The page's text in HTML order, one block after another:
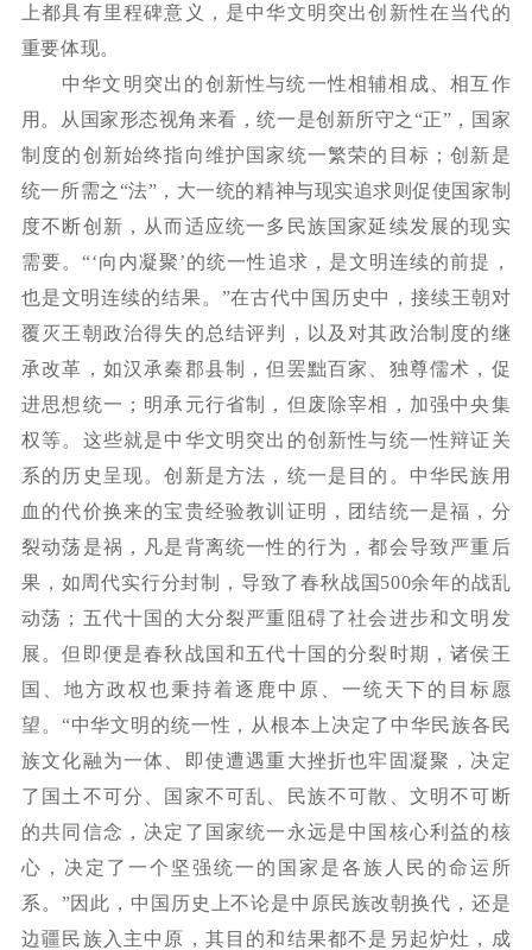
上都具有里程碑意义，是中华文明突出创新性在当代的
重要体现。
中华文明突出的创新性与统一性相辅相成、相互作
用。从国家形态视角来看，统一是创新所守之“正”，国家
制度的创新始终指向维护国家统一繁荣的目标；创新是
统一所需之“法”，大一统的精神与现实追求则促使国家制
度不断创新，从而适应统一多民族国家延续发展的现实
需要。“‘向内凝聚’的统一性追求，是文明连续的前提，
也是文明连续的结果。”在古代中国历史中，接续王朝对
覆灭王朝政治得失的总结评判，以及对其政治制度的继
承改革，如汉承秦郡县制，但罢黜百家、独尊儒术，促
进思想统一；明承元行省制，但废除宰相，加强中央集
权等。这些就是中华文明突出的创新性与统一性辩证关
系的历史呈现。创新是方法，统一是目的。中华民族用
血的代价换来的宝贵经验教训证明，团结统一是福，分
裂动荡是祸，凡是背离统一性的行为，都会导致严重后
果，如周代实行分封制，导致了春秋战国 500余年的战乱
动荡；五代十国的大分裂严重阻碍了社会进步和文明发
展。但即便是春秋战国和五代十国的分裂时期，诸侯王
国、地方政权也秉持着逐鹿中原、一统天下的目标愿
望。 “中华文明的统一性，从根本上决定了中华民族各民
族文化融为一体、即使遭遇重大挫折也牢固凝聚，决定
了国土不可分、国家不可乱、民族不可散、文明不可断
的共同信念，决定了国家统一永远是中国核心利益的核
心，决定了一个坚强统一的国家是各族人民的命运所
系。”因此，中国历史上不论是中原民族改朝换代，还是
边疆民族入主中原，其目的和结果都不是另起炉灶，成